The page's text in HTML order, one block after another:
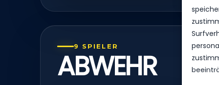
9 SPIELER
ABWEHR